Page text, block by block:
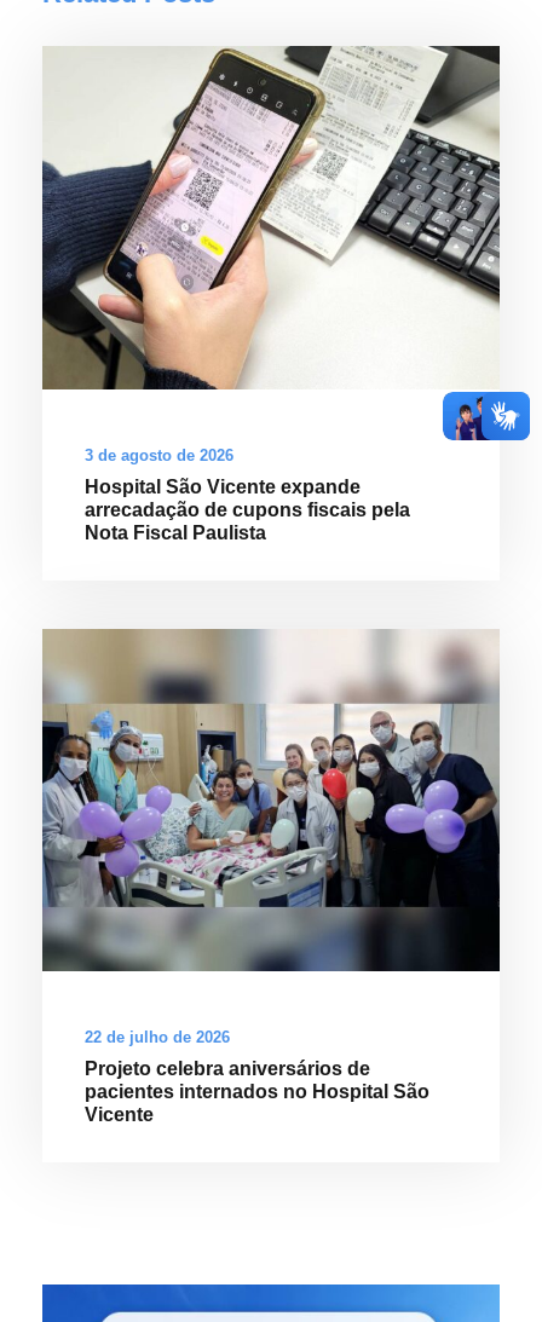
3 de agosto de 2026
Hospital São Vicente expande
arrecadação de cupons fiscais pela
Nota Fiscal Paulista
22 de julho de 2026
Projeto celebra aniversários de
pacientes internados no Hospital São
Vicente